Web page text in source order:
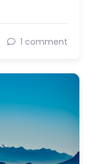
1 comment